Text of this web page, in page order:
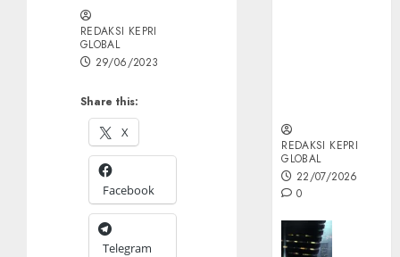
Share this:
X
Facebook
Telegram
REDAKSI KEPRI
GLOBAL
29/06/2023
REDAKSI KEPRI
GLOBAL
22/07/2026
0